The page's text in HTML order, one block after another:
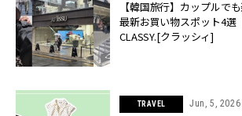
【韓国旅行】カップルで
最新お買い物スポット4選
CLASSY.[クラッシィ]
TRAVEL Jun, 5, 2026